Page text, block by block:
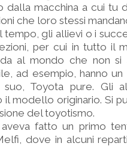
macchina a cui tu
che loro stessi
gli allievi o i
per cui in tutto il
al mondo che non
ad esempio, hanno
Toyota pure. Gli
modello originario. Si
del toyotismo.
aveva fatto un primo
dove in alcuni